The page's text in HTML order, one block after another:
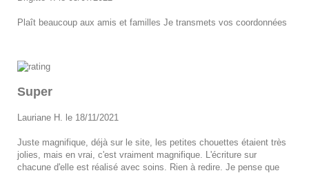
Plaît beaucoup aux amis et familles Je transmets vos coordonnées
Super
Lauriane H. le 18/11/2021
Juste magnifique, déjà sur le site, les petites chouettes étaient très
jolies, mais en vrai, c'est vraiment magnifique. L'écriture sur
chacune d'elle est réalisé avec soins. Rien à redire. Je pense que